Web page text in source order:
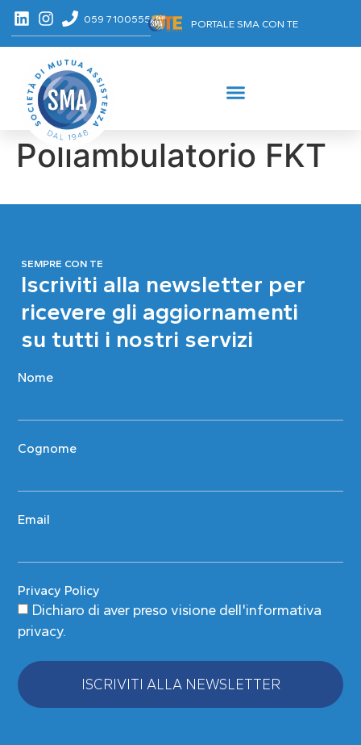
059 7100555 PORTALE SMA CON TE
Poliambulatorio FKT
SEMPRE CON TE
Iscriviti alla newsletter per
ricevere gli aggiornamenti
su tutti i nostri servizi
Nome
Cognome
Email
Privacy Policy
Dichiaro di aver preso visione dell'informativa
privacy.
ISCRIVITI ALLA NEWSLETTER